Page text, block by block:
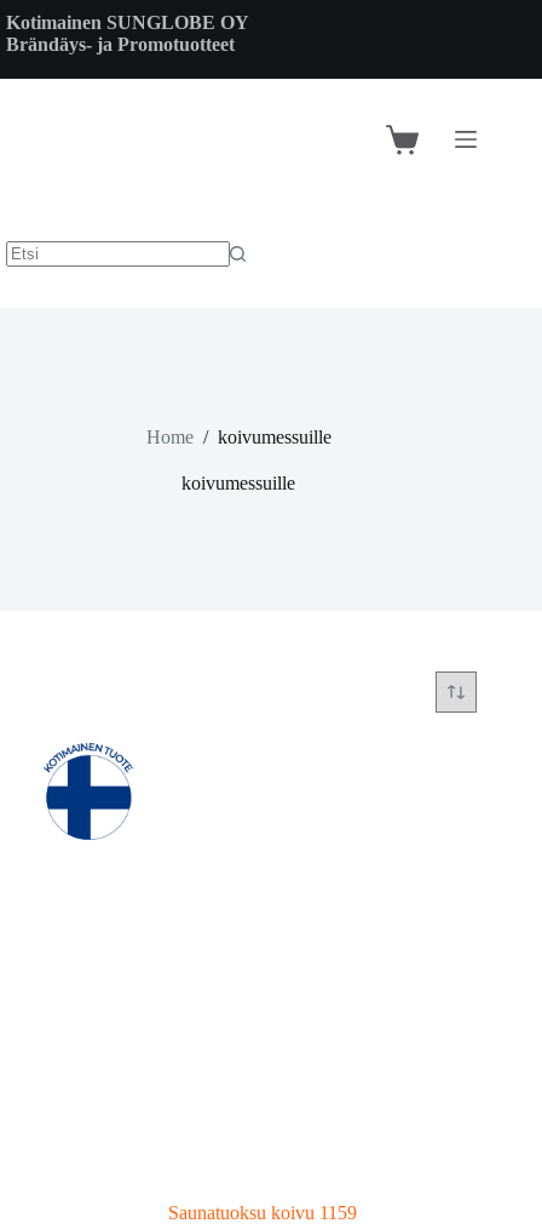
to
content
Kotimainen SUNGLOBE OY
Brändäys- ja Promotuotteet
Shopping
Home / koivumessuille
koivumessuille
Saunatuoksu koivu 1159